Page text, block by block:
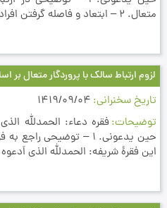
متعال. 2 – ابتعاد و فاصله گرفتن افراد از...
لزوم ارتباط سالك با پروردگار متعال بر
تاریخ سخنرانی 1419/09/04
توضیحات فقره دعاء: الحمدلله
حين يدعوني. 1 – توضيحي
اين فقرۀ شريفه: الحمدلله الذي